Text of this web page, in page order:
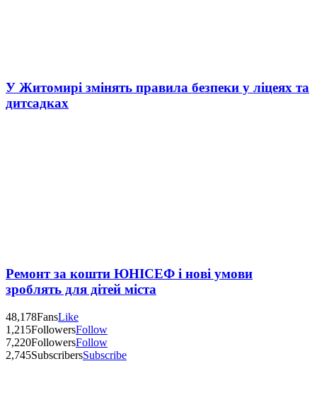
У Житомирі змінять правила безпеки у ліцеях та
дитсадках
Ремонт за кошти ЮНІСЕФ і нові умови
зроблять для дітей міста
48,178FansLike
1,215FollowersFollow
7,220FollowersFollow
2,745SubscribersSubscribe